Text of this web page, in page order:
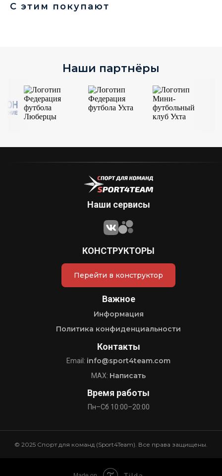
С этим покупают
Наши партнёры
Наши сервисы
КОНСТРУКТОРЫ
Перейти в конструктор
Важное
Информация
Политика конфиденциальности
Контакты
Email: info@sport4team.com
MAX: Написать
Время работы
Пн–Сб 10:00–20:00
© 2025 Спорт для команд (Sport4Team). Все права защищены.